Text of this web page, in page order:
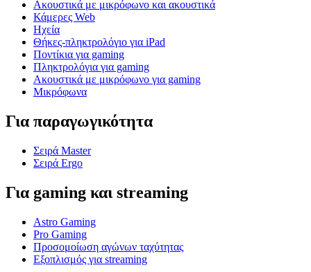
Ακουστικά με μικρόφωνο και ακουστικά
Κάμερες Web
Ηχεία
Θήκες-πληκτρολόγιο για iPad
Ποντίκια για gaming
Πληκτρολόγια για gaming
Ακουστικά με μικρόφωνο για gaming
Μικρόφωνα
Για παραγωγικότητα
Σειρά Master
Σειρά Ergo
Για gaming και streaming
Astro Gaming
Pro Gaming
Προσομοίωση αγώνων ταχύτητας
Εξοπλισμός για streaming